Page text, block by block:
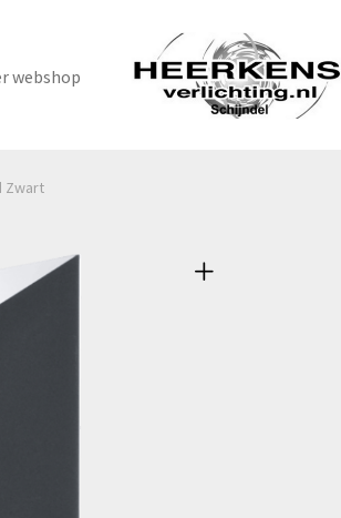
webshop
Zwart